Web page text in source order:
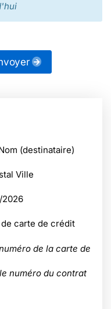
(destinataire)
Ville
2026
carte de crédit
de la carte de
numéro du contrat